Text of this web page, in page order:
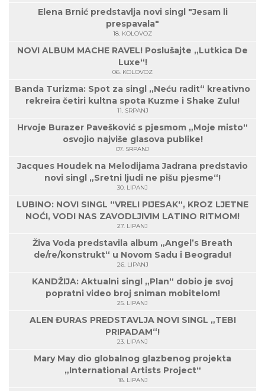
Elena Brnić predstavlja novi singl "Jesam li
prespavala"
18. KOLOVOZ
NOVI ALBUM MACHE RAVEL! Poslušajte „Lutkica De
Luxe“!
06. KOLOVOZ
Banda Turizma: Spot za singl „Neću radit“ kreativno
rekreira četiri kultna spota Kuzme i Shake Zulu!
11. SRPANJ
Hrvoje Burazer Pavešković s pjesmom „Moje misto“
osvojio najviše glasova publike!
07. SRPANJ
Jacques Houdek na Melodijama Jadrana predstavio
novi singl „Sretni ljudi ne pišu pjesme“!
30. LIPANJ
LUBINO: NOVI SINGL “VRELI PIJESAK“, KROZ LJETNE
NOĆI, VODI NAS ZAVODLJIVIM LATINO RITMOM!
27. LIPANJ
Živa Voda predstavila album „Angel’s Breath
de/re/konstrukt“ u Novom Sadu i Beogradu!
26. LIPANJ
KANDŽIJA: Aktualni singl „Plan“ dobio je svoj
popratni video broj sniman mobitelom!
25. LIPANJ
ALEN ĐURAS PREDSTAVLJA NOVI SINGL „TEBI
PRIPADAM“!
23. LIPANJ
Mary May dio globalnog glazbenog projekta
„International Artists Project“
18. LIPANJ